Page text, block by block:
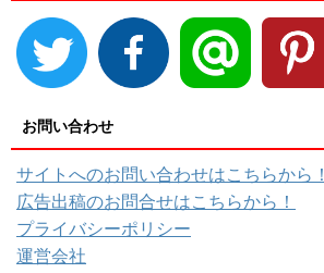
お問い合わせ
サイトへのお問い合わせはこちらから！
広告出稿のお問合せはこちらから！
プライバシーポリシー
運営会社